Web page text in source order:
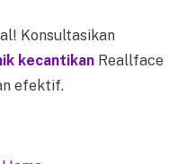
Konsultasikan
kecantikan Reallface
efektif.